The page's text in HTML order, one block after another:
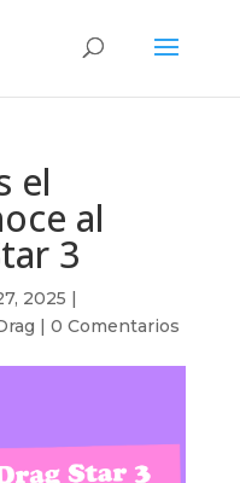
el
al
3
2025 |
| 0 Comentarios